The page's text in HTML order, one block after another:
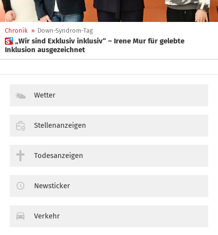
Chronik » Down-Syndrom-Tag
 „Wir sind Exklusiv inklusiv“ – Irene Mur für gelebte
Inklusion ausgezeichnet
Wetter
Stellenanzeigen
Todesanzeigen
Newsticker
Verkehr